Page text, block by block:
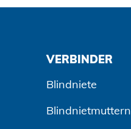
VERBINDER
Blindniete
Blindnietmuttern